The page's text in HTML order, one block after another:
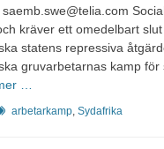
kräver ett omedelbart
statens repressiva
gruvarbetarnas kamp för
…
arbetarkamp Sydafrika